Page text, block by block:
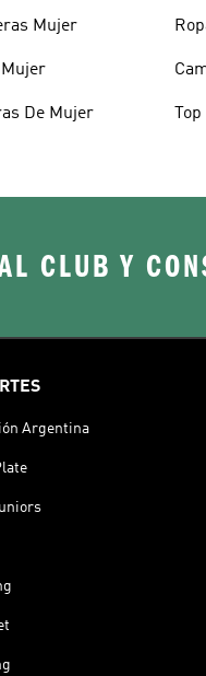
Mujer
Mujer
De Mujer
CLUB Y
Argentina